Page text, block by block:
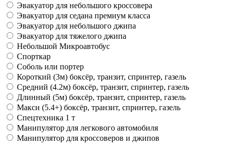
Эвакуатор для небольшого кроссовера
Эвакуатор для седана премиум класса
Эвакуатор для небольшого джипа
Эвакуатор для тяжелого джипа
Небольшой Микроавтобус
Спорткар
Соболь или портер
Короткий (3м) боксёр, транзит, спринтер, газель
Средний (4.2м) боксёр, транзит, спринтер, газель
Длинный (5м) боксёр, транзит, спринтер, газель
Макси (5.4+) боксёр, транзит, спринтер, газель
Спецтехника 1 т
Манипулятор для легкового автомобиля
Манипулятор для кроссоверов и джипов